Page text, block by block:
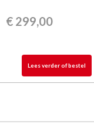
€ 299,00
Lees verder of bestel